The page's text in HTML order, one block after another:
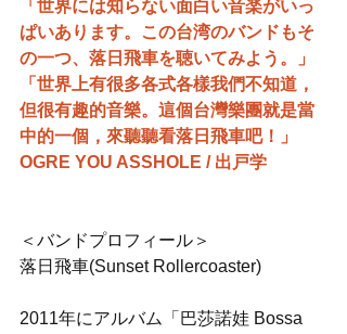
「世界には知らない面白い音楽がいっ
ぱいあります。この台湾のバンドもそ
の一つ、落日飛車を聴いてみよう。」
「世界上有很多各式各樣我們不知道，
但很有趣的音樂。這個台灣樂團就是當
中的一個，來聽聽看落日飛車吧！」
OGRE YOU ASSHOLE / 出戸学
＜バンドプロフィール＞
落日飛車(Sunset Rollercoaster)
2011年にアルバム「巴莎諾娃 Bossa